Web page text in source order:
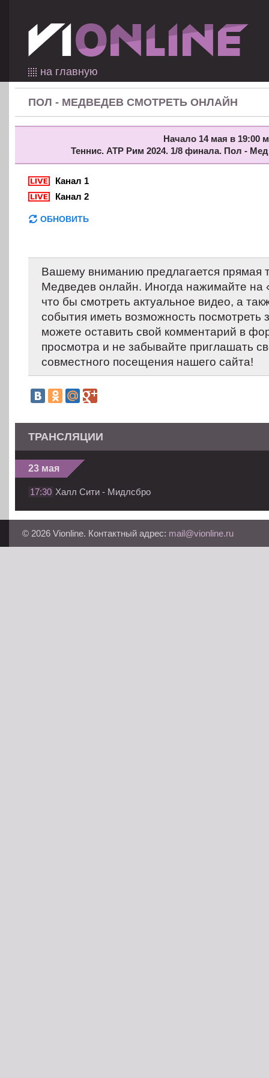
на главную
ПОЛ - МЕДВЕДЕВ СМОТРЕТЬ ОНЛАЙН
Начало 14 мая в 19:00
Теннис. ATP Рим 2024. 1/8 финала. Пол -
Канал 1
Канал 2
ОБНОВИТЬ
Вашему вниманию предлагается прямая
Медведев онлайн. Иногда нажимайте на
что бы смотреть актуальное видео, а
события иметь возможность
можете оставить свой комментарий в
просмотра и не забывайте приглашать
совместного посещения нашего сайта!
ТРАНСЛЯЦИИ
23 мая
17:30 Халл Сити - Мидлсбро
© 2026 Vionline. Контактный адрес: mail@vionline.ru